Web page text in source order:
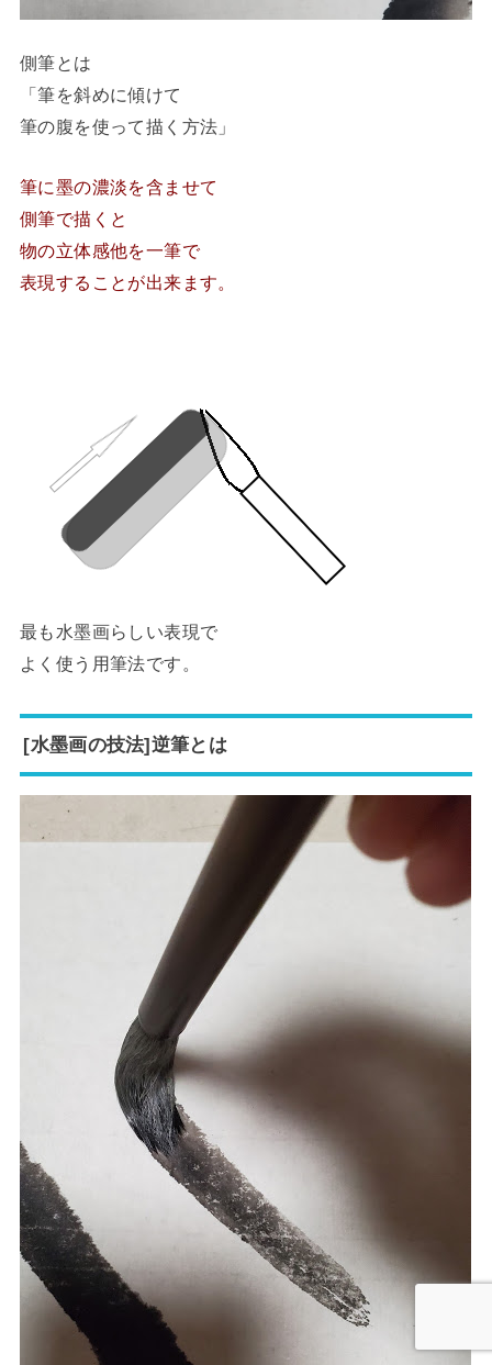
側筆とは
「筆を斜めに傾けて
筆の腹を使って描く方法」
筆に墨の濃淡を含ませて
側筆で描くと
物の立体感他を一筆で
表現することが出来ます。
最も水墨画らしい表現で
よく使う用筆法です。
[水墨画の技法]逆筆とは